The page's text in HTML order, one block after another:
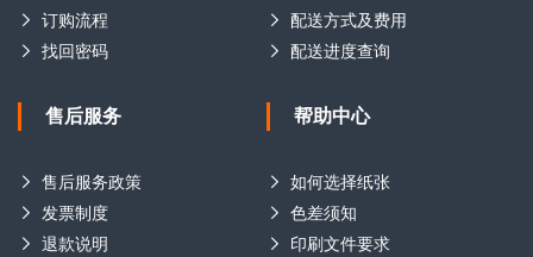
订购流程
找回密码
配送方式及费用
配送进度查询
售后服务
售后服务政策
发票制度
退款说明
帮助中心
如何选择纸张
色差须知
印刷文件要求